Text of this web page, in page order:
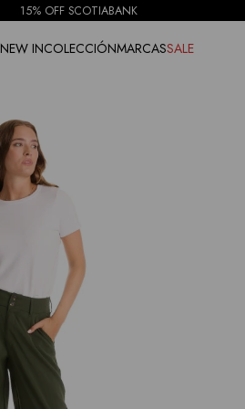
15% OFF SCOTIABANK
NEW INCOLECCIÓNMARCASSALE
NOTIFICARME